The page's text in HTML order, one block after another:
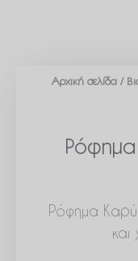
Αρχική σελίδα/
Ρόφημα
και